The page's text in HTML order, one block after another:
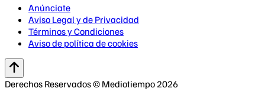
Anúnciate
Aviso Legal y de Privacidad
Términos y Condiciones
Aviso de política de cookies
Derechos Reservados © Mediotiempo 2026